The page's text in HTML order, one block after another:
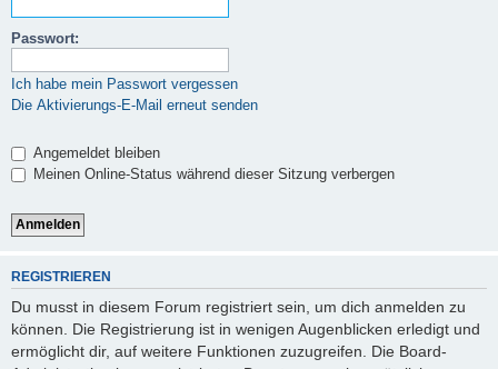
Passwort:
Ich habe mein Passwort vergessen
Die Aktivierungs-E-Mail erneut senden
Angemeldet bleiben
Meinen Online-Status während dieser Sitzung verbergen
REGISTRIEREN
Du musst in diesem Forum registriert sein, um dich anmelden zu
können. Die Registrierung ist in wenigen Augenblicken erledigt und
ermöglicht dir, auf weitere Funktionen zuzugreifen. Die Board-